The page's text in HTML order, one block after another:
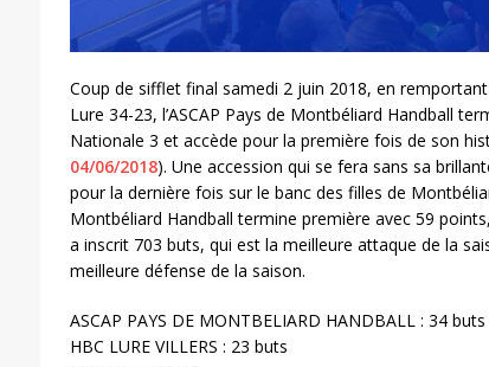
Coup de sifflet final samedi 2 juin 2018, en
Lure 34-23, l’ASCAP Pays de Montbéliard Handball
Nationale 3 et accède pour la première fois de son
04/06/2018). Une accession qui se fera sans sa
pour la dernière fois sur le banc des filles de
Montbéliard Handball termine première avec 59
a inscrit 703 buts, qui est la meilleure attaque de la
meilleure défense de la saison.
ASCAP PAYS DE MONTBELIARD HANDBALL : 34 buts
HBC LURE VILLERS : 23 buts